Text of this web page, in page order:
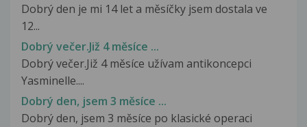
Dobrý den je mi 14 let a měsíčky jsem dostala ve
12...
Dobrý večer.Již 4 měsíce ...
Dobrý večer.Již 4 měsíce užívam antikoncepci
Yasminelle....
Dobrý den, jsem 3 měsíce ...
Dobrý den, jsem 3 měsíce po klasické operaci